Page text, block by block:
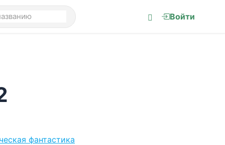
Войти
фантастика